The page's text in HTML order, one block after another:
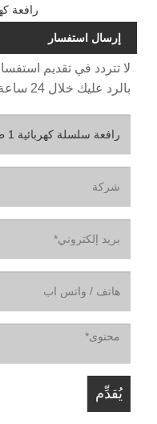
رافعة
إرسال استفسار
لا تتردد في تقديم
بالرد عليك خلال 24 ساعة.